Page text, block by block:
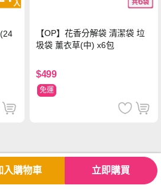
【OP】花香分解袋 清潔袋 垃
圾袋 薰衣草(中) x6包
$499
免運
入購物車 立即購買